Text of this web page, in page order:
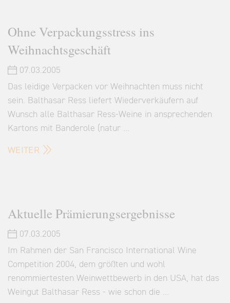
Ohne Verpackungsstress ins
Weihnachtsgeschäft
07.03.2005
Das leidige Verpacken vor Weihnachten muss nicht
sein. Balthasar Ress liefert Wiederverkäufern auf
Wunsch alle Balthasar Ress-Weine in ansprechenden
Kartons mit Banderole (natur …
WEITER
Aktuelle Prämierungsergebnisse
07.03.2005
Im Rahmen der San Francisco International Wine
Competition 2004, dem größten und wohl
renommiertesten Weinwettbewerb in den USA, hat das
Weingut Balthasar Ress - wie schon die …